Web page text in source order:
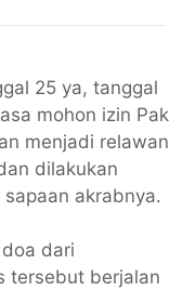
25 ya, tanggal
mohon izin Pak
menjadi relawan
dilakukan
akrabnya.
dari
tersebut berjalan